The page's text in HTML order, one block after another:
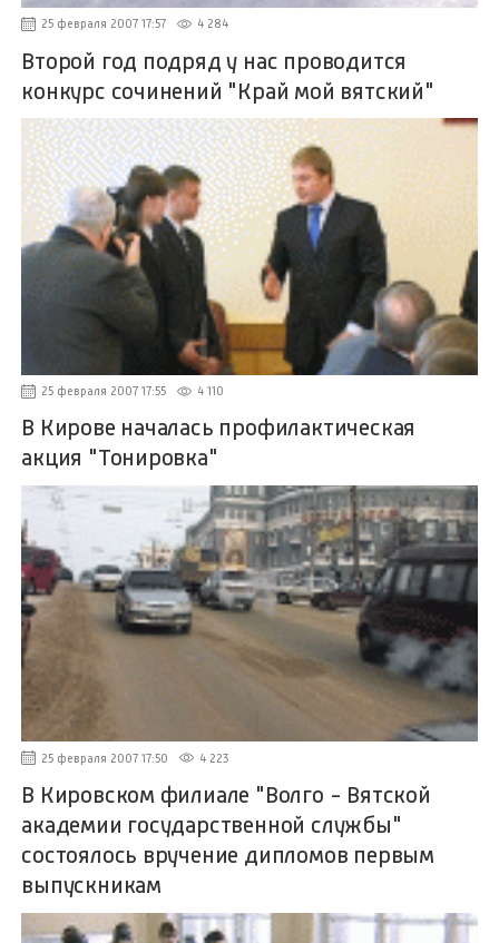
25 февраля 2007 17:57 4 284
Второй год подряд у нас проводится
конкурс сочинений "Край мой вятский"
25 февраля 2007 17:55 4 110
В Кирове началась профилактическая
акция "Тонировка"
25 февраля 2007 17:50 4 223
В Кировском филиале "Волго - Вятской
академии государственной службы"
состоялось вручение дипломов первым
выпускникам